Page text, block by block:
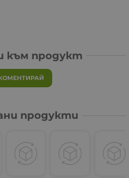
към продукт
продукти